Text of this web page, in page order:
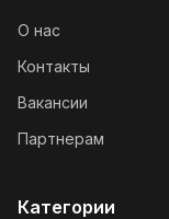
О нас
Контакты
Вакансии
Партнерам
Категории